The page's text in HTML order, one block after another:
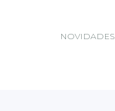
NOVIDADES